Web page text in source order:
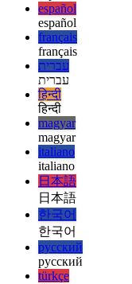
english
esperanto
esperanto
español
español
français
français
עברית
עברית
हिन्दी
हिन्दी
magyar
magyar
italiano
italiano
日本語
日本語
한국어
한국어